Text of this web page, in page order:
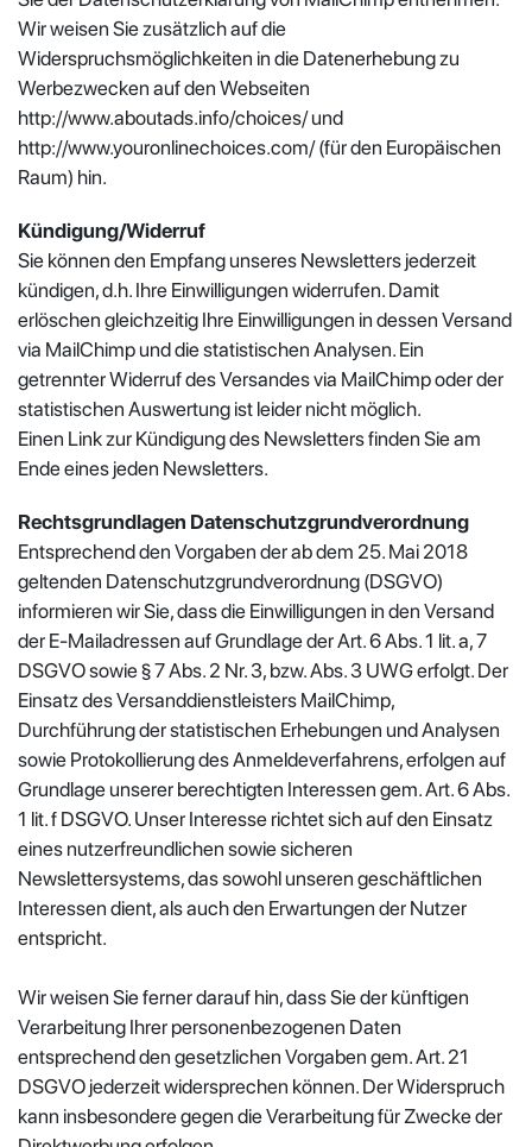
Wir weisen Sie zusätzlich auf die
Widerspruchsmöglichkeiten in die Datenerhebung zu
Werbezwecken auf den Webseiten
http://www.aboutads.info/choices/ und
http://www.youronlinechoices.com/ (für den Europäischen
Raum) hin.
Kündigung/Widerruf
Sie können den Empfang unseres Newsletters jederzeit
kündigen, d.h. Ihre Einwilligungen widerrufen. Damit
erlöschen gleichzeitig Ihre Einwilligungen in dessen Versand
via MailChimp und die statistischen Analysen. Ein
getrennter Widerruf des Versandes via MailChimp oder der
statistischen Auswertung ist leider nicht möglich.
Einen Link zur Kündigung des Newsletters finden Sie am
Ende eines jeden Newsletters.
Rechtsgrundlagen Datenschutzgrundverordnung
Entsprechend den Vorgaben der ab dem 25. Mai 2018
geltenden Datenschutzgrundverordnung (DSGVO)
informieren wir Sie, dass die Einwilligungen in den Versand
der E-Mailadressen auf Grundlage der Art. 6 Abs. 1 lit. a, 7
DSGVO sowie § 7 Abs. 2 Nr. 3, bzw. Abs. 3 UWG erfolgt. Der
Einsatz des Versanddienstleisters MailChimp,
Durchführung der statistischen Erhebungen und Analysen
sowie Protokollierung des Anmeldeverfahrens, erfolgen auf
Grundlage unserer berechtigten Interessen gem. Art. 6 Abs.
1 lit. f DSGVO. Unser Interesse richtet sich auf den Einsatz
eines nutzerfreundlichen sowie sicheren
Newslettersystems, das sowohl unseren geschäftlichen
Interessen dient, als auch den Erwartungen der Nutzer
entspricht.
Wir weisen Sie ferner darauf hin, dass Sie der künftigen
Verarbeitung Ihrer personenbezogenen Daten
entsprechend den gesetzlichen Vorgaben gem. Art. 21
DSGVO jederzeit widersprechen können. Der Widerspruch
kann insbesondere gegen die Verarbeitung für Zwecke der